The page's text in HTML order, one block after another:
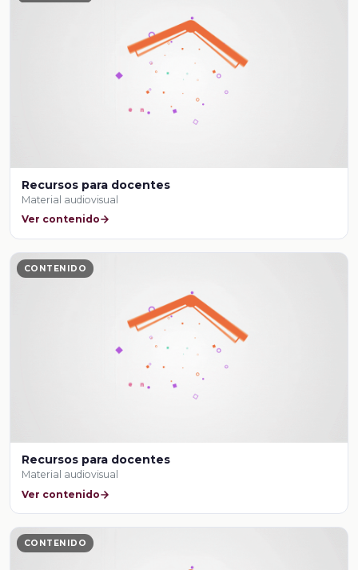
Recursos para docentes
Material audiovisual
Ver contenido
CONTENIDO
Recursos para docentes
Material audiovisual
Ver contenido
CONTENIDO